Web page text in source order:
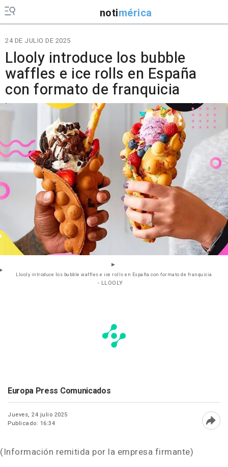
notimérica
24 DE JULIO DE 2025
Llooly introduce los bubble
waffles e ice rolls en España
con formato de franquicia
Llooly introduce los bubble waffles e ice rolls en España con formato de franquicia
- LLOOLY
Europa Press Comunicados
Jueves, 24 julio 2025
Publicado: 16:34
(Información remitida por la empresa firmante)